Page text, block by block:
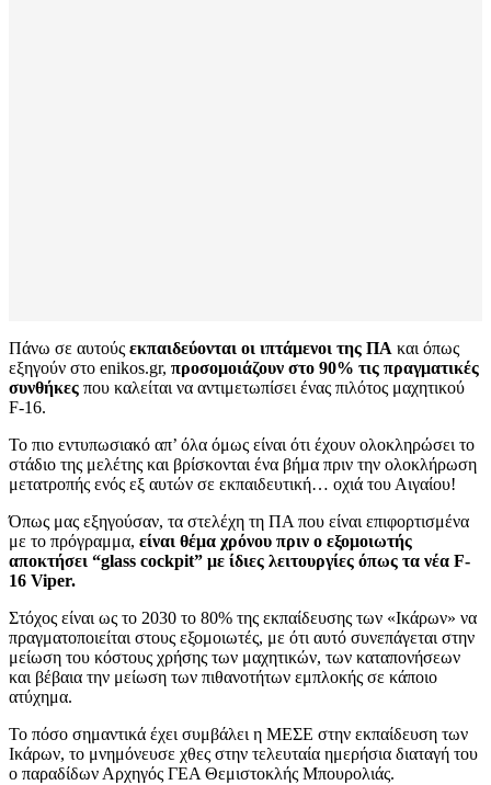
Πάνω σε αυτούς εκπαιδεύονται οι ιπτάμενοι της ΠΑ και όπως
εξηγούν στο enikos.gr, προσομοιάζουν στο 90% τις πραγματικές
συνθήκες που καλείται να αντιμετωπίσει ένας πιλότος μαχητικού
F-16.
Το πιο εντυπωσιακό απ’ όλα όμως είναι ότι έχουν ολοκληρώσει το
στάδιο της μελέτης και βρίσκονται ένα βήμα πριν την ολοκλήρωση
μετατροπής ενός εξ αυτών σε εκπαιδευτική… οχιά του Αιγαίου!
Όπως μας εξηγούσαν, τα στελέχη τη ΠΑ που είναι επιφορτισμένα
με το πρόγραμμα, είναι θέμα χρόνου πριν ο εξομοιωτής
αποκτήσει “glass cockpit” με ίδιες λειτουργίες όπως τα νέα F-
16 Viper.
Στόχος είναι ως το 2030 το 80% της εκπαίδευσης των «Ικάρων» να
πραγματοποιείται στους εξομοιωτές, με ότι αυτό συνεπάγεται στην
μείωση του κόστους χρήσης των μαχητικών, των καταπονήσεων
και βέβαια την μείωση των πιθανοτήτων εμπλοκής σε κάποιο
ατύχημα.
Το πόσο σημαντικά έχει συμβάλει η ΜΕΣΕ στην εκπαίδευση των
Ικάρων, το μνημόνευσε χθες στην τελευταία ημερήσια διαταγή του
ο παραδίδων Αρχηγός ΓΕΑ Θεμιστοκλής Μπουρολιάς.